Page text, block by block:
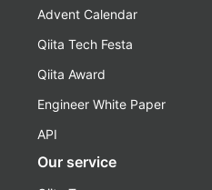
Advent Calendar
Qiita Tech Festa
Qiita Award
Engineer White Paper
API
Our service